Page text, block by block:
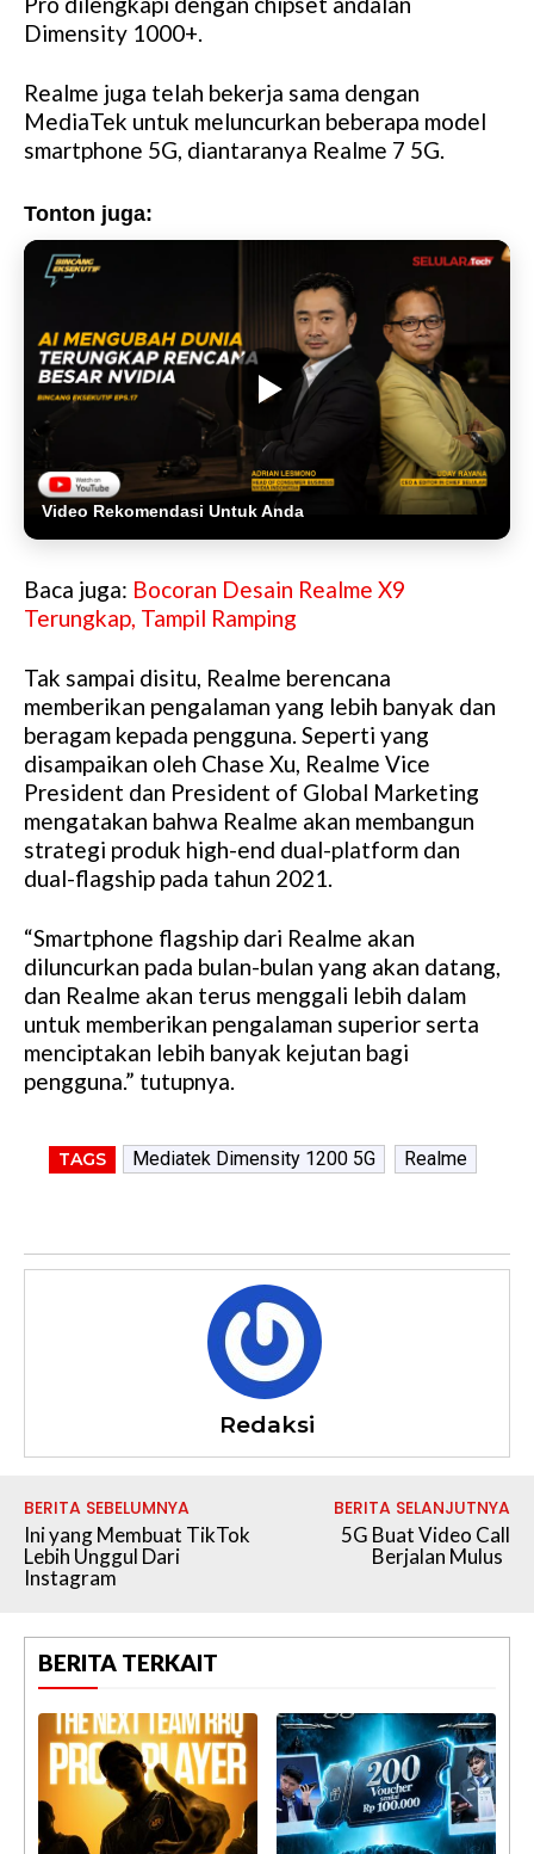
Dimensity 1000+.
Realme juga telah bekerja sama dengan
MediaTek untuk meluncurkan beberapa model
smartphone 5G, diantaranya Realme 7 5G.
Tonton juga:
Video Rekomendasi Untuk Anda
Baca juga: Bocoran Desain Realme X9
Terungkap, Tampil Ramping
Tak sampai disitu, Realme berencana
memberikan pengalaman yang lebih banyak dan
beragam kepada pengguna. Seperti yang
disampaikan oleh Chase Xu, Realme Vice
President dan President of Global Marketing
mengatakan bahwa Realme akan membangun
strategi produk high-end dual-platform dan
dual-flagship pada tahun 2021.
“Smartphone flagship dari Realme akan
diluncurkan pada bulan-bulan yang akan datang,
dan Realme akan terus menggali lebih dalam
untuk memberikan pengalaman superior serta
menciptakan lebih banyak kejutan bagi
pengguna.” tutupnya.
TAGS Mediatek Dimensity 1200 5G Realme
Redaksi
BERITA SEBELUMNYA
Ini yang Membuat TikTok
Lebih Unggul Dari
Instagram
BERITA SELANJUTNYA
5G Buat Video Call
Berjalan Mulus
BERITA TERKAIT